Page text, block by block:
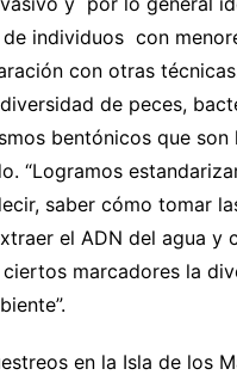
individuos con
con otras
de peces,
bentónicos que son
“Logramos
saber cómo tomar
el ADN del agua y
marcadores la
en la Isla de los